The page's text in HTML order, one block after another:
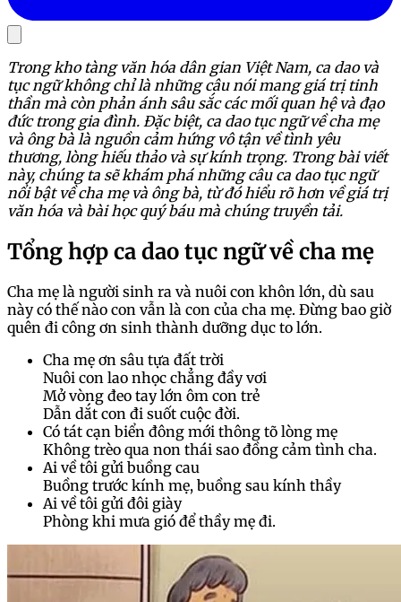
Trong kho tàng văn hóa dân gian Việt Nam, ca dao và
tục ngữ không chỉ là những câu nói mang giá trị tinh
thần mà còn phản ánh sâu sắc các mối quan hệ và đạo
đức trong gia đình. Đặc biệt, ca dao tục ngữ về cha mẹ
và ông bà là nguồn cảm hứng vô tận về tình yêu
thương, lòng hiếu thảo và sự kính trọng. Trong bài viết
này, chúng ta sẽ khám phá những câu ca dao tục ngữ
nổi bật về cha mẹ và ông bà, từ đó hiểu rõ hơn về giá trị
văn hóa và bài học quý báu mà chúng truyền tải.
Tổng hợp ca dao tục ngữ về cha mẹ
Cha mẹ là người sinh ra và nuôi con khôn lớn, dù sau
này có thế nào con vẫn là con của cha mẹ. Đừng bao giờ
quên đi công ơn sinh thành dưỡng dục to lớn.
Cha mẹ ơn sâu tựa đất trời
Nuôi con lao nhọc chẳng đầy vơi
Mở vòng đeo tay lớn ôm con trẻ
Dẫn dắt con đi suốt cuộc đời.
Có tát cạn biển đông mới thông tõ lòng mẹ
Không trèo qua non thái sao đồng cảm tình cha.
Ai về tôi gửi buồng cau
Buồng trước kính mẹ, buồng sau kính thầy
Ai về tôi gửi đôi giày
Phòng khi mưa gió để thầy mẹ đi.